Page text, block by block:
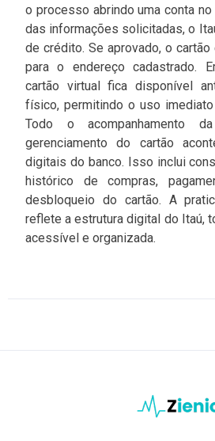
o processo abrindo uma conta
das informações solicitadas, o
de crédito. Se aprovado, o
para o endereço cadastrado.
cartão virtual fica disponível
físico, permitindo o uso
Todo o acompanhamento
gerenciamento do cartão
digitais do banco. Isso inclui
histórico de compras,
desbloqueio do cartão. A
reflete a estrutura digital do Itaú,
acessível e organizada.